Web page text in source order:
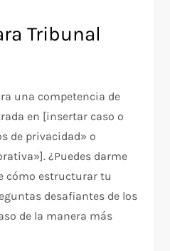
Tribunal
una competencia de
en [insertar caso o
de privacidad» o
¿Puedes darme
cómo estructurar tu
desafiantes de los
de la manera más